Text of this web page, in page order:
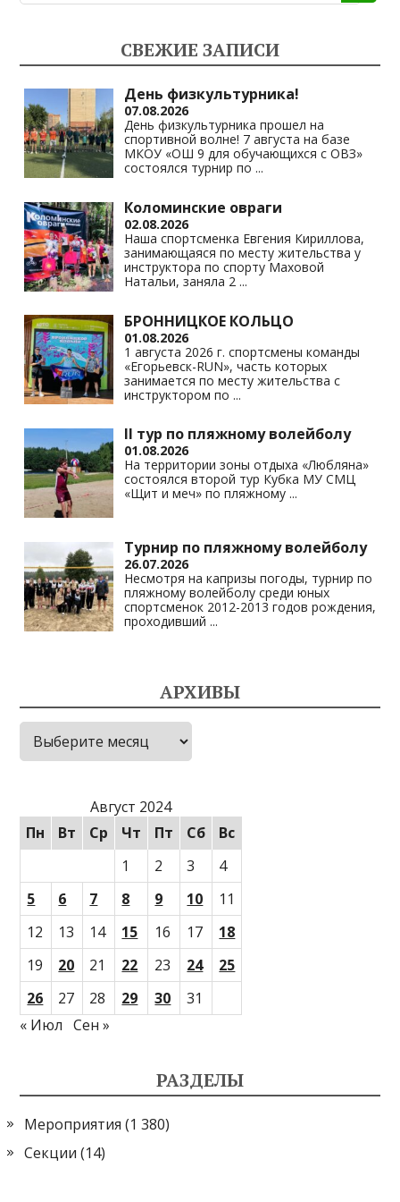
o
as
s
ni
ki
gr
a
m
s
A
p
p
y
Li
n
k
СВЕЖИЕ ЗАПИСИ
День физкультурника!
07.08.2026
День физкультурника прошел на
спортивной волне! 7 августа на базе
МКОУ «ОШ 9 для обучающихся с ОВЗ»
состоялся турнир по ...
Коломинские овраги
02.08.2026
Наша спортсменка Евгения Кириллова,
занимающаяся по месту жительства у
инструктора по спорту Маховой
Натальи, заняла 2 ...
БРОННИЦКОЕ КОЛЬЦО
01.08.2026
1 августа 2026 г. спортсмены команды
«Егорьевск-RUN», часть которых
занимается по месту жительства с
инструктором по ...
II тур по пляжному волейболу
01.08.2026
На территории зоны отдыха «Любляна»
состоялся второй тур Кубка МУ СМЦ
«Щит и меч» по пляжному ...
Турнир по пляжному волейболу
26.07.2026
Несмотря на капризы погоды, турнир по
пляжному волейболу среди юных
спортсменок 2012-2013 годов рождения,
проходивший ...
АРХИВЫ
Архивы
Август 2024
Пн
Вт Ср Чт Пт Сб
Вс
1
2 3
4
5
6 7 8 9 10
11
12
13 14 15 16 17
18
19
20 21 22 23 24
25
26
27 28 29 30
31
« Июл
Сен »
РАЗДЕЛЫ
Мероприятия (1 380)
Секции (14)